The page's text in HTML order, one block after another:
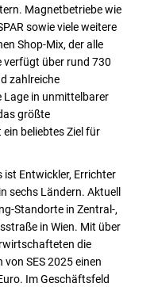
Magnetbetriebe wie
sowie viele weitere
Shop-Mix, der alle
verfügt über rund 730
zahlreiche
Lage in unmittelbarer
größte
beliebtes Ziel für
ist Entwickler, Errichter
sechs Ländern. Aktuell
Standorte in Zentral-,
in Wien. Mit über
die
SES 2025 einen
Im Geschäftsfeld